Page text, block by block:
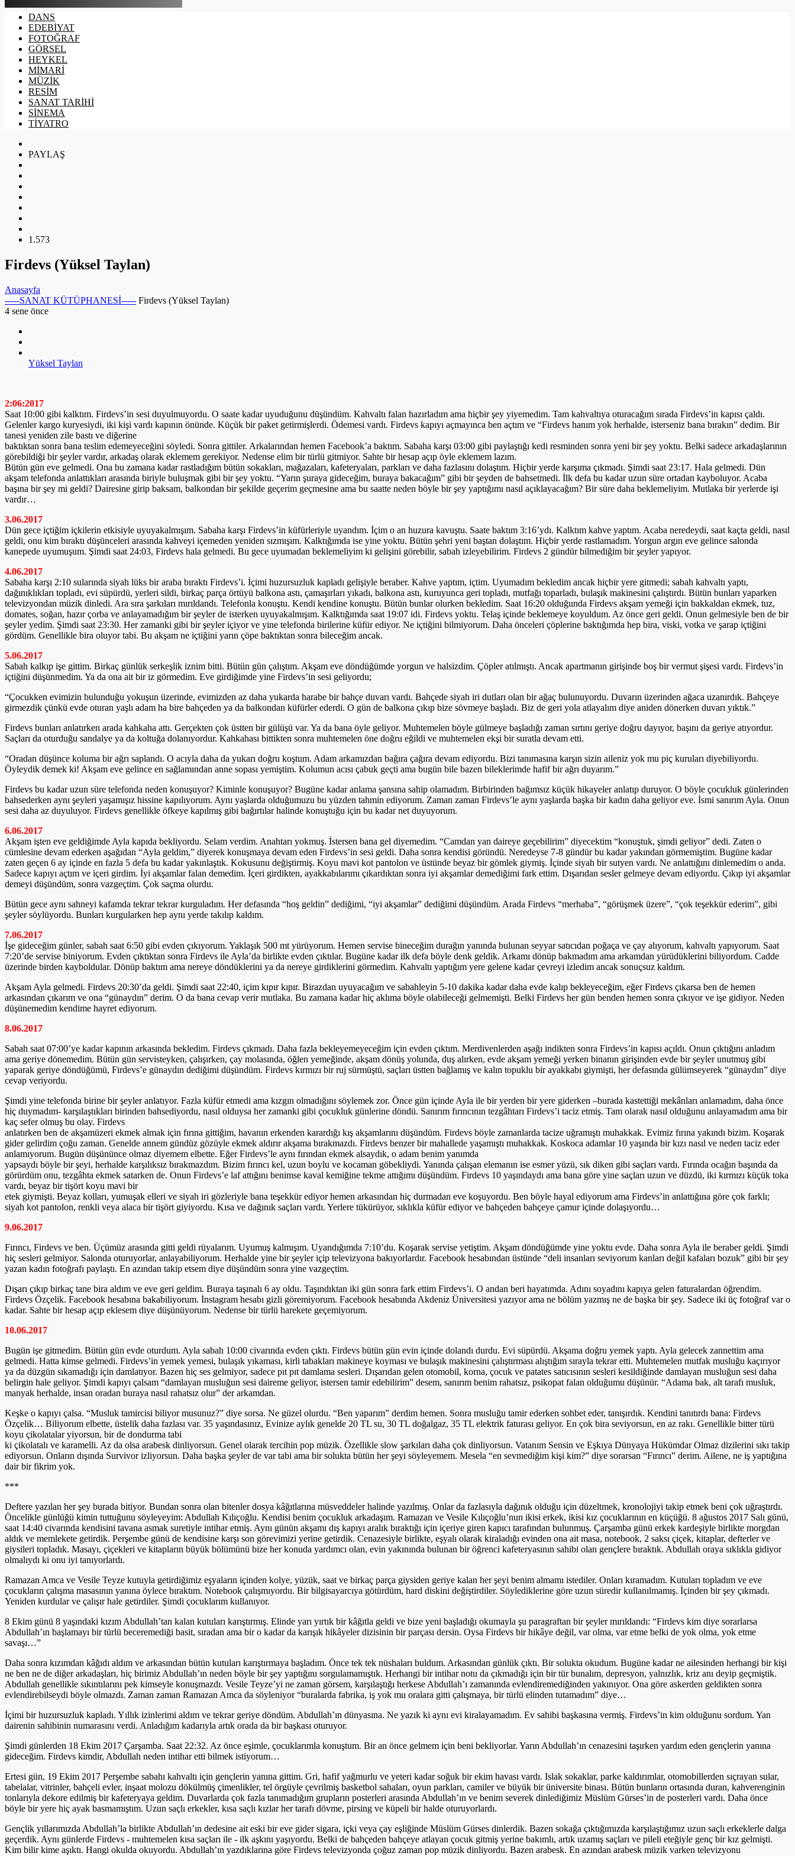
DANS
EDEBİYAT
FOTOĞRAF
GÖRSEL
HEYKEL
MİMARİ
MÜZİK
RESİM
SANAT TARİHİ
SİNEMA
TİYATRO
PAYLAŞ
1.573
Firdevs (Yüksel Taylan)
Anasayfa
-----SANAT KÜTÜPHANESİ----- Firdevs (Yüksel Taylan)
4 sene önce
Yüksel Taylan
2:06:2017
Saat 10:00 gibi kalktım. Firdevs’in sesi duyulmuyordu. O saate kadar uyuduğunu düşündüm. Kahvaltı falan hazırladım ama hiçbir şey yiyemedim. Tam kahvaltıya oturacağım sırada Firdevs’in kapısı çaldı.
Gelenler kargo kuryesiydi, iki kişi vardı kapının önünde. Küçük bir paket getirmişlerdi. Ödemesi vardı. Firdevs kapıyı açmayınca ben açtım ve “Firdevs hanım yok herhalde, isterseniz bana bırakın” dedim. Bir
tanesi yeniden zile bastı ve diğerine
baktıktan sonra bana teslim edemeyeceğini söyledi. Sonra gittiler. Arkalarından hemen Facebook’a baktım. Sabaha karşı 03:00 gibi paylaştığı kedi resminden sonra yeni bir şey yoktu. Belki sadece arkadaşlarının
görebildiği bir şeyler vardır, arkadaş olarak eklemem gerekiyor. Nedense elim bir türlü gitmiyor. Sahte bir hesap açıp öyle eklemem lazım.
Bütün gün eve gelmedi. Ona bu zamana kadar rastladığım bütün sokakları, mağazaları, kafeteryaları, parkları ve daha fazlasını dolaştım. Hiçbir yerde karşıma çıkmadı. Şimdi saat 23:17. Hala gelmedi. Dün
akşam telefonda anlattıkları arasında biriyle buluşmak gibi bir şey yoktu. “Yarın şuraya gideceğim, buraya bakacağım” gibi bir şeyden de bahsetmedi. İlk defa bu kadar uzun süre ortadan kayboluyor. Acaba
başına bir şey mi geldi? Dairesine girip baksam, balkondan bir şekilde geçerim geçmesine ama bu saatte neden böyle bir şey yaptığımı nasıl açıklayacağım? Bir süre daha beklemeliyim. Mutlaka bir yerlerde işi
vardır…
3.06.2017
Dün gece içtiğim içkilerin etkisiyle uyuyakalmışım. Sabaha karşı Firdevs’in küfürleriyle uyandım. İçim o an huzura kavuştu. Saate baktım 3:16’ydı. Kalktım kahve yaptım. Acaba neredeydi, saat kaçta geldi, nasıl
geldi, onu kim bıraktı düşünceleri arasında kahveyi içemeden yeniden sızmışım. Kalktığımda ise yine yoktu. Bütün şehri yeni baştan dolaştım. Hiçbir yerde rastlamadım. Yorgun argın eve gelince salonda
kanepede uyumuşum. Şimdi saat 24:03, Firdevs hala gelmedi. Bu gece uyumadan beklemeliyim ki gelişini görebilir, sabah izleyebilirim. Firdevs 2 gündür bilmediğim bir şeyler yapıyor.
4.06.2017
Sabaha karşı 2:10 sularında siyah lüks bir araba bıraktı Firdevs’i. İçimi huzursuzluk kapladı gelişiyle beraber. Kahve yaptım, içtim. Uyumadım bekledim ancak hiçbir yere gitmedi; sabah kahvaltı yaptı,
dağınıklıkları topladı, evi süpürdü, yerleri sildi, birkaç parça örtüyü balkona astı, çamaşırları yıkadı, balkona astı, kuruyunca geri topladı, mutfağı toparladı, bulaşık makinesini çalıştırdı. Bütün bunları yaparken
televizyondan müzik dinledi. Ara sıra şarkıları mırıldandı. Telefonla konuştu. Kendi kendine konuştu. Bütün bunlar olurken bekledim. Saat 16:20 olduğunda Firdevs akşam yemeği için bakkaldan ekmek, tuz,
domates, soğan, hazır çorba ve anlayamadığım bir şeyler de isterken uyuyakalmışım. Kalktığımda saat 19:07 idi. Firdevs yoktu. Telaş içinde beklemeye koyuldum. Az önce geri geldi. Onun gelmesiyle ben de bir
şeyler yedim. Şimdi saat 23:30. Her zamanki gibi bir şeyler içiyor ve yine telefonda birilerine küfür ediyor. Ne içtiğini bilmiyorum. Daha önceleri çöplerine baktığımda hep bira, viski, votka ve şarap içtiğini
gördüm. Genellikle bira oluyor tabi. Bu akşam ne içtiğini yarın çöpe baktıktan sonra bileceğim ancak.
5.06.2017
Sabah kalkıp işe gittim. Birkaç günlük serkeşlik iznim bitti. Bütün gün çalıştım. Akşam eve döndüğümde yorgun ve halsizdim. Çöpler atılmıştı. Ancak apartmanın girişinde boş bir vermut şişesi vardı. Firdevs’in
içtiğini düşünmedim. Ya da ona ait bir iz görmedim. Eve girdiğimde yine Firdevs’in sesi geliyordu;
“Çocukken evimizin bulunduğu yokuşun üzerinde, evimizden az daha yukarda harabe bir bahçe duvarı vardı. Bahçede siyah iri dutları olan bir ağaç bulunuyordu. Duvarın üzerinden ağaca uzanırdık. Bahçeye
girmezdik çünkü evde oturan yaşlı adam ha bire bahçeden ya da balkondan küfürler ederdi. O gün de balkona çıkıp bize sövmeye başladı. Biz de geri yola atlayalım diye aniden dönerken duvarı yıktık.”
Firdevs bunları anlatırken arada kahkaha attı. Gerçekten çok üstten bir gülüşü var. Ya da bana öyle geliyor. Muhtemelen böyle gülmeye başladığı zaman sırtını geriye doğru dayıyor, başını da geriye atıyordur.
Saçları da oturduğu sandalye ya da koltuğa dolanıyordur. Kahkahası bittikten sonra muhtemelen öne doğru eğildi ve muhtemelen ekşi bir suratla devam etti.
“Oradan düşünce koluma bir ağrı saplandı. O acıyla daha da yukarı doğru koştum. Adam arkamızdan bağıra çağıra devam ediyordu. Bizi tanımasına karşın sizin aileniz yok mu piç kuruları diyebiliyordu.
Öyleydik demek ki! Akşam eve gelince en sağlamından anne sopası yemiştim. Kolumun acısı çabuk geçti ama bugün bile bazen bileklerimde hafif bir ağrı duyarım.”
Firdevs bu kadar uzun süre telefonda neden konuşuyor? Kiminle konuşuyor? Bugüne kadar anlama şansına sahip olamadım. Birbirinden bağımsız küçük hikayeler anlatıp duruyor. O böyle çocukluk günlerinden
bahsederken aynı şeyleri yaşamışız hissine kapılıyorum. Aynı yaşlarda olduğumuzu bu yüzden tahmin ediyorum. Zaman zaman Firdevs’le aynı yaşlarda başka bir kadın daha geliyor eve. İsmi sanırım Ayla. Onun
sesi daha az duyuluyor. Firdevs genellikle öfkeye kapılmış gibi bağırtılar halinde konuştuğu için bu kadar net duyuyorum.
6.06.2017
Akşam işten eve geldiğimde Ayla kapıda bekliyordu. Selam verdim. Anahtarı yokmuş. İstersen bana gel diyemedim. “Camdan yan daireye geçebilirim” diyecektim “konuştuk, şimdi geliyor” dedi. Zaten o
cümlesine devam ederken aşağıdan “Ayla geldim,” diyerek konuşmaya devam eden Firdevs’in sesi geldi. Daha sonra kendisi göründü. Neredeyse 7-8 gündür bu kadar yakından görmemiştim. Bugüne kadar
zaten geçen 6 ay içinde en fazla 5 defa bu kadar yakınlaştık. Kokusunu değiştirmiş. Koyu mavi kot pantolon ve üstünde beyaz bir gömlek giymiş. İçinde siyah bir sutyen vardı. Ne anlattığını dinlemedim o anda.
Sadece kapıyı açtım ve içeri girdim. İyi akşamlar falan demedim. İçeri girdikten, ayakkabılarımı çıkardıktan sonra iyi akşamlar demediğimi fark ettim. Dışarıdan sesler gelmeye devam ediyordu. Çıkıp iyi akşamlar
demeyi düşündüm, sonra vazgeçtim. Çok saçma olurdu.
Bütün gece aynı sahneyi kafamda tekrar tekrar kurguladım. Her defasında “hoş geldin” dediğimi, “iyi akşamlar” dediğimi düşündüm. Arada Firdevs “merhaba”, “görüşmek üzere”, “çok teşekkür ederim”, gibi
şeyler söylüyordu. Bunları kurgularken hep aynı yerde takılıp kaldım.
7.06.2017
İşe gideceğim günler, sabah saat 6:50 gibi evden çıkıyorum. Yaklaşık 500 mt yürüyorum. Hemen servise bineceğim durağın yanında bulunan seyyar satıcıdan poğaça ve çay alıyorum, kahvaltı yapıyorum. Saat
7:20’de servise biniyorum. Evden çıktıktan sonra Firdevs ile Ayla’da birlikte evden çıktılar. Bugüne kadar ilk defa böyle denk geldik. Arkamı dönüp bakmadım ama arkamdan yürüdüklerini biliyordum. Cadde
üzerinde birden kayboldular. Dönüp baktım ama nereye döndüklerini ya da nereye girdiklerini görmedim. Kahvaltı yaptığım yere gelene kadar çevreyi izledim ancak sonuçsuz kaldım.
Akşam Ayla gelmedi. Firdevs 20:30’da geldi. Şimdi saat 22:40, içim kıpır kıpır. Birazdan uyuyacağım ve sabahleyin 5-10 dakika kadar daha evde kalıp bekleyeceğim, eğer Firdevs çıkarsa ben de hemen
arkasından çıkarım ve ona “günaydın” derim. O da bana cevap verir mutlaka. Bu zamana kadar hiç aklıma böyle olabileceği gelmemişti. Belki Firdevs her gün benden hemen sonra çıkıyor ve işe gidiyor. Neden
düşünemedim kendime hayret ediyorum.
8.06.2017
Sabah saat 07:00’ye kadar kapının arkasında bekledim. Firdevs çıkmadı. Daha fazla bekleyemeyeceğim için evden çıktım. Merdivenlerden aşağı indikten sonra Firdevs’in kapısı açıldı. Onun çıktığını anladım
ama geriye dönemedim. Bütün gün servisteyken, çalışırken, çay molasında, öğlen yemeğinde, akşam dönüş yolunda, duş alırken, evde akşam yemeği yerken binanın girişinden evde bir şeyler unutmuş gibi
yaparak geriye döndüğümü, Firdevs’e günaydın dediğimi düşündüm. Firdevs kırmızı bir ruj sürmüştü, saçları üstten bağlamış ve kalın topuklu bir ayakkabı giymişti, her defasında gülümseyerek “günaydın” diye
cevap veriyordu.
Şimdi yine telefonda birine bir şeyler anlatıyor. Fazla küfür etmedi ama kızgın olmadığını söylemek zor. Önce gün içinde Ayla ile bir yerden bir yere giderken –burada kastettiği mekânları anlamadım, daha önce
hiç duymadım- karşılaştıkları birinden bahsediyordu, nasıl olduysa her zamanki gibi çocukluk günlerine döndü. Sanırım fırıncının tezgâhtarı Firdevs’i taciz etmiş. Tam olarak nasıl olduğunu anlayamadım ama bir
kaç sefer olmuş bu olay. Firdevs
anlatırken ben de akşamüzeri ekmek almak için fırına gittiğim, havanın erkenden karardığı kış akşamlarını düşündüm. Firdevs böyle zamanlarda tacize uğramıştı muhakkak. Evimiz fırına yakındı bizim. Koşarak
gider gelirdim çoğu zaman. Genelde annem gündüz gözüyle ekmek aldırır akşama bırakmazdı. Firdevs benzer bir mahallede yaşamıştı muhakkak. Koskoca adamlar 10 yaşında bir kızı nasıl ve neden taciz eder
anlamıyorum. Bugün düşününce olmaz diyemem elbette. Eğer Firdevs’le aynı fırından ekmek alsaydık, o adam benim yanımda
yapsaydı böyle bir şeyi, herhalde karşılıksız bırakmazdım. Bizim fırıncı kel, uzun boylu ve kocaman göbekliydi. Yanında çalışan elemanın ise esmer yüzü, sık diken gibi saçları vardı. Fırında ocağın başında da
görürdüm onu, tezgâhta ekmek satarken de. Onun Firdevs’e laf attığını benimse kaval kemiğine tekme attığımı düşündüm. Firdevs 10 yaşındaydı ama bana göre yine saçları uzun ve düzdü, iki kırmızı küçük toka
vardı, beyaz bir tişört koyu mavi bir
etek giymişti. Beyaz kolları, yumuşak elleri ve siyah iri gözleriyle bana teşekkür ediyor hemen arkasından hiç durmadan eve koşuyordu. Ben böyle hayal ediyorum ama Firdevs’in anlattığına göre çok farklı;
siyah kot pantolon, renkli veya alaca bir tişört giyiyordu. Kısa ve dağınık saçları vardı. Yerlere tükürüyor, sıklıkla küfür ediyor ve bahçeden bahçeye çamur içinde dolaşıyordu…
9.06.2017
Fırıncı, Firdevs ve ben. Üçümüz arasında gitti geldi rüyalarım. Uyumuş kalmışım. Uyandığımda 7:10’du. Koşarak servise yetiştim. Akşam döndüğümde yine yoktu evde. Daha sonra Ayla ile beraber geldi. Şimdi
hiç sesleri gelmiyor. Salonda oturuyorlar, anlayabiliyorum. Herhalde yine bir şeyler içip televizyona bakıyorlardır. Facebook hesabından üstünde “deli insanları seviyorum kanları değil kafaları bozuk” gibi bir şey
yazan kadın fotoğrafı paylaştı. En azından takip etsem diye düşündüm sonra yine vazgeçtim.
Dışarı çıkıp birkaç tane bira aldım ve eve geri geldim. Buraya taşınalı 6 ay oldu. Taşındıktan iki gün sonra fark ettim Firdevs’i. O andan beri hayatımda. Adını soyadını kapıya gelen faturalardan öğrendim.
Firdevs Özçelik. Facebook hesabına bakabiliyorum. İnstagram hesabı gizli göremiyorum. Facebook hesabında Akdeniz Üniversitesi yazıyor ama ne bölüm yazmış ne de başka bir şey. Sadece iki üç fotoğraf var o
kadar. Sahte bir hesap açıp eklesem diye düşünüyorum. Nedense bir türlü harekete geçemiyorum.
10.06.2017
Bugün işe gitmedim. Bütün gün evde oturdum. Ayla sabah 10:00 civarında evden çıktı. Firdevs bütün gün evin içinde dolandı durdu. Evi süpürdü. Akşama doğru yemek yaptı. Ayla gelecek zannettim ama
gelmedi. Hatta kimse gelmedi. Firdevs’in yemek yemesi, bulaşık yıkaması, kirli tabakları makineye koyması ve bulaşık makinesini çalıştırması alıştığım sırayla tekrar etti. Muhtemelen mutfak musluğu kaçırıyor
ya da düzgün sıkamadığı için damlatıyor. Bazen hiç ses gelmiyor, sadece pıt pıt damlama sesleri. Dışarıdan gelen otomobil, korna, çocuk ve patates satıcısının sesleri kesildiğinde damlayan musluğun sesi daha
belirgin hale geliyor. Şimdi kapıyı çalsam “damlayan musluğun sesi daireme geliyor, istersen tamir edebilirim” desem, sanırım benim rahatsız, psikopat falan olduğumu düşünür. “Adama bak, alt tarafı musluk,
manyak herhalde, insan oradan buraya nasıl rahatsız olur” der arkamdan.
Keşke o kapıyı çalsa. “Musluk tamircisi biliyor musunuz?” diye sorsa. Ne güzel olurdu. “Ben yaparım” derdim hemen. Sonra musluğu tamir ederken sohbet eder, tanışırdık. Kendini tanıtırdı bana: Firdevs
Özçelik… Biliyorum elbette, üstelik daha fazlası var. 35 yaşındasınız, Evinize aylık genelde 20 TL su, 30 TL doğalgaz, 35 TL elektrik faturası geliyor. En çok bira seviyorsun, en az rakı. Genellikle bitter türü
koyu çikolatalar yiyorsun, bir de dondurma tabi
ki çikolatalı ve karamelli. Az da olsa arabesk dinliyorsun. Genel olarak tercihin pop müzik. Özellikle slow şarkıları daha çok dinliyorsun. Vatanım Sensin ve Eşkıya Dünyaya Hükümdar Olmaz dizilerini sıkı takip
ediyorsun. Onların dışında Survivor izliyorsun. Daha başka şeyler de var tabi ama bir solukta bütün her şeyi söyleyemem. Mesela “en sevmediğim kişi kim?” diye sorarsan “Fırıncı” derim. Ailene, ne iş yaptığına
dair bir fikrim yok.
***
Deftere yazılan her şey burada bitiyor. Bundan sonra olan bitenler dosya kâğıtlarına müsveddeler halinde yazılmış. Onlar da fazlasıyla dağınık olduğu için düzeltmek, kronolojiyi takip etmek beni çok uğraştırdı.
Öncelikle günlüğü kimin tuttuğunu söyleyeyim: Abdullah Kılıçoğlu. Kendisi benim çocukluk arkadaşım. Ramazan ve Vesile Kılıçoğlu’nun ikisi erkek, ikisi kız çocuklarının en küçüğü. 8 ağustos 2017 Salı günü,
saat 14:40 civarında kendisini tavana asmak suretiyle intihar etmiş. Aynı günün akşamı dış kapıyı aralık bıraktığı için içeriye giren kapıcı tarafından bulunmuş. Çarşamba günü erkek kardeşiyle birlikte morgdan
aldık ve memlekete getirdik. Perşembe günü de kendisine karşı son görevimizi yerine getirdik. Cenazesiyle birlikte, eşyalı olarak kiraladığı evinden ona ait masa, notebook, 2 saksı çiçek, kitaplar, defterler ve
giysileri topladık. Masayı, çiçekleri ve kitapların büyük bölümünü bize her konuda yardımcı olan, evin yakınında bulunan bir öğrenci kafeteryasının sahibi olan gençlere bıraktık. Abdullah oraya sıklıkla gidiyor
olmalıydı ki onu iyi tanıyorlardı.
Ramazan Amca ve Vesile Teyze kutuyla getirdiğimiz eşyaların içinden kolye, yüzük, saat ve birkaç parça giysiden geriye kalan her şeyi benim almamı istediler. Onları kıramadım. Kutuları topladım ve eve
çocukların çalışma masasının yanına öylece bıraktım. Notebook çalışmıyordu. Bir bilgisayarcıya götürdüm, hard diskini değiştirdiler. Söylediklerine göre uzun süredir kullanılmamış. İçinden bir şey çıkmadı.
Yeniden kurdular ve çalışır hale getirdiler. Şimdi çocuklarım kullanıyor.
8 Ekim günü 8 yaşındaki kızım Abdullah’tan kalan kutuları karıştırmış. Elinde yarı yırtık bir kâğıtla geldi ve bize yeni başladığı okumayla şu paragraftan bir şeyler mırıldandı: “Firdevs kim diye sorarlarsa
Abdullah’ın başlamayı bir türlü beceremediği basit, sıradan ama bir o kadar da karışık hikâyeler dizisinin bir parçası dersin. Oysa Firdevs bir hikâye değil, var olma, var etme belki de yok olma, yok etme
savaşı…”
Daha sonra kızımdan kâğıdı aldım ve arkasından bütün kutuları karıştırmaya başladım. Önce tek tek nüshaları buldum. Arkasından günlük çıktı. Bir solukta okudum. Bugüne kadar ne ailesinden herhangi bir kişi
ne ben ne de diğer arkadaşları, hiç birimiz Abdullah’ın neden böyle bir şey yaptığını sorgulamamıştık. Herhangi bir intihar notu da çıkmadığı için bir tür bunalım, depresyon, yalnızlık, kriz anı deyip geçmiştik.
Abdullah genellikle sıkıntılarını pek kimseyle konuşmazdı. Vesile Teyze’yi ne zaman görsem, karşılaştığı herkese Abdullah’ı zamanında evlendiremediğinden yakınıyor. Ona göre askerden geldikten sonra
evlendirebilseydi böyle olmazdı. Zaman zaman Ramazan Amca da söyleniyor “buralarda fabrika, iş yok mu oralara gitti çalışmaya, bir türlü elinden tutamadım” diye…
İçimi bir huzursuzluk kapladı. Yıllık izinlerimi aldım ve tekrar geriye döndüm. Abdullah’ın dünyasına. Ne yazık ki aynı evi kiralayamadım. Ev sahibi başkasına vermiş. Firdevs’in kim olduğunu sordum. Yan
dairenin sahibinin numarasını verdi. Anladığım kadarıyla artık orada da bir başkası oturuyor.
Şimdi günlerden 18 Ekim 2017 Çarşamba. Saat 22:32. Az önce eşimle, çocuklarımla konuştum. Bir an önce gelmem için beni bekliyorlar. Yarın Abdullah’ın cenazesini taşırken yardım eden gençlerin yanına
gideceğim. Firdevs kimdir, Abdullah neden intihar etti bilmek istiyorum…
Ertesi gün, 19 Ekim 2017 Perşembe sabahı kahvaltı için gençlerin yanına gittim. Gri, hafif yağmurlu ve yeteri kadar soğuk bir ekim havası vardı. Islak sokaklar, parke kaldırımlar, otomobillerden sıçrayan sular,
tabelalar, vitrinler, bahçeli evler, inşaat molozu dökülmüş çimenlikler, tel örgüyle çevrilmiş basketbol sahaları, oyun parkları, camiler ve büyük bir üniversite binası. Bütün bunların ortasında duran, kahverenginin
tonlarıyla dekore edilmiş bir kafeteryaya geldim. Duvarlarda çok fazla tanımadığım grupların posterleri arasında Abdullah’ın ve benim severek dinlediğimiz Müslüm Gürses’in de posterleri vardı. Daha önce
böyle bir yere hiç ayak basmamıştım. Uzun saçlı erkekler, kısa saçlı kızlar her tarafı dövme, pirsing ve küpeli bir halde oturuyorlardı.
Gençlik yıllarımızda Abdullah’la birlikte Abdullah’ın dedesine ait eski bir eve gider sigara, içki veya çay eşliğinde Müslüm Gürses dinlerdik. Bazen sokağa çıktığımızda karşılaştığımız uzun saçlı erkeklerle dalga
geçerdik. Aynı günlerde Firdevs - muhtemelen kısa saçları ile - ilk aşkını yaşıyordu. Belki de bahçeden bahçeye atlayan çocuk gitmiş yerine bakımlı, artık uzamış saçları ve pileli eteğiyle genç bir kız gelmişti.
Kim bilir kime aşıktı. Hangi okulda okuyordu. Abdullah’ın yazdıklarına göre Firdevs televizyonda çoğuz zaman pop müzik dinliyordu. Bazen arabesk. En azından arabesk müzik varken televizyonu